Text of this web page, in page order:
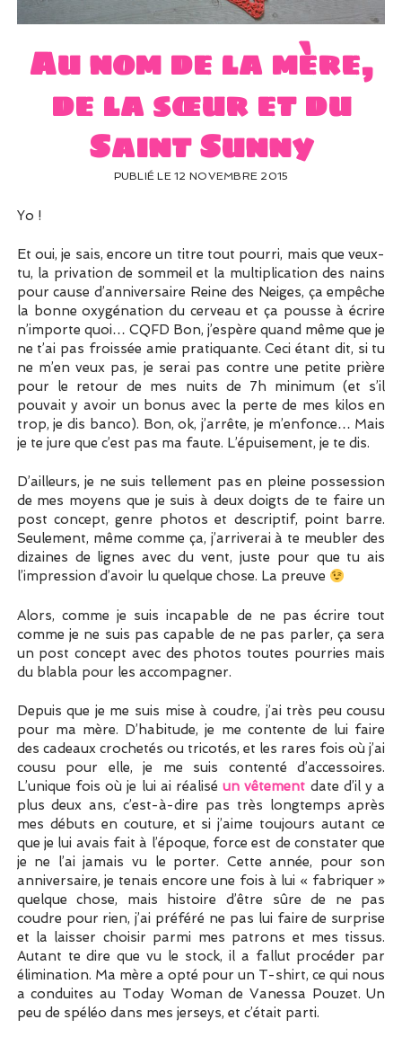
UN PEU DE DÉCO ?
Au nom de la mère,
de la sœur et du
Saint Sunny
PUBLIÉ LE 12 NOVEMBRE 2015
Yo !
Et oui, je sais, encore un titre tout pourri, mais que veux-
tu, la privation de sommeil et la multiplication des nains
pour cause d’anniversaire Reine des Neiges, ça empêche
la bonne oxygénation du cerveau et ça pousse à écrire
n’importe quoi… CQFD Bon, j’espère quand même que je
ne t’ai pas froissée amie pratiquante. Ceci étant dit, si tu
ne m’en veux pas, je serai pas contre une petite prière
pour le retour de mes nuits de 7h minimum (et s’il
pouvait y avoir un bonus avec la perte de mes kilos en
trop, je dis banco). Bon, ok, j’arrête, je m’enfonce… Mais
je te jure que c’est pas ma faute. L’épuisement, je te dis.
D’ailleurs, je ne suis tellement pas en pleine possession
de mes moyens que je suis à deux doigts de te faire un
post concept, genre photos et descriptif, point barre.
Seulement, même comme ça, j’arriverai à te meubler des
dizaines de lignes avec du vent, juste pour que tu ais
l’impression d’avoir lu quelque chose. La preuve
Alors, comme je suis incapable de ne pas écrire tout
comme je ne suis pas capable de ne pas parler, ça sera
un post concept avec des photos toutes pourries mais
du blabla pour les accompagner.
Depuis que je me suis mise à coudre, j’ai très peu cousu
pour ma mère. D’habitude, je me contente de lui faire
des cadeaux crochetés ou tricotés, et les rares fois où j’ai
cousu pour elle, je me suis contenté d’accessoires.
L’unique fois où je lui ai réaliséun vêtement date d’il y a
plus deux ans, c’est-à-dire pas très longtemps après
mes débuts en couture, et si j’aime toujours autant ce
que je lui avais fait à l’époque, force est de constater que
je ne l’ai jamais vu le porter. Cette année, pour son
anniversaire, je tenais encore une fois à lui « fabriquer »
quelque chose, mais histoire d’être sûre de ne pas
coudre pour rien, j’ai préféré ne pas lui faire de surprise
et la laisser choisir parmi mes patrons et mes tissus.
Autant te dire que vu le stock, il a fallut procéder par
élimination. Ma mère a opté pour un T-shirt, ce qui nous
a conduites au Today Woman de Vanessa Pouzet. Un
peu de spéléo dans mes jerseys, et c’était parti.